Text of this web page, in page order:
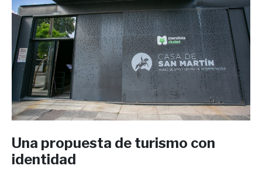
Una propuesta de turismo con
identidad